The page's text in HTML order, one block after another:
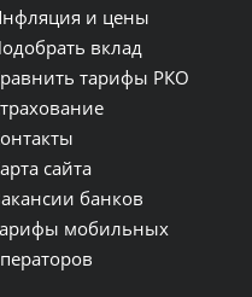
и цены
вклад
тарифы РКО
сайта
банков
мобильных